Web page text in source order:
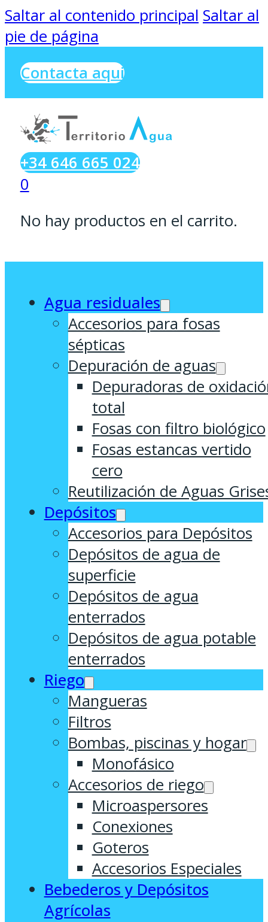
Saltar al contenido principal Saltar al
pie de página
Contacta aqui
+34 646 665 024
0
No hay productos en el carrito.
Agua residuales
Accesorios para fosas
sépticas
Depuración de aguas
Depuradoras de
total
Fosas con filtro biológico
Fosas estancas vertido
cero
Reutilización de Aguas
Depósitos
Accesorios para Depósitos
Depósitos de agua de
superficie
Depósitos de agua
enterrados
Depósitos de agua potable
enterrados
Riego
Mangueras
Filtros
Bombas, piscinas y hogar
Monofásico
Accesorios de riego
Microaspersores
Conexiones
Goteros
Accesorios Especiales
Bebederos y Depósitos
Agrícolas